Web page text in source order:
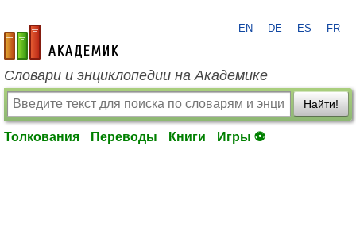
academic.ru
EN DE ES FR
Словари и энциклопедии на Академике
Найти!
Толкования Переводы Книги Игры ⚽